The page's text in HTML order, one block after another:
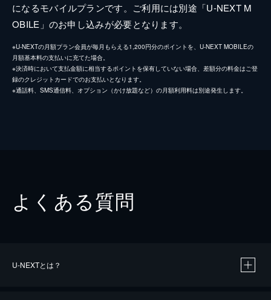
になるモバイルプランです。ご利用には別途「U-NEXT M
OBILE」のお申し込みが必要となります。
※U-NEXTの月額プラン会員が毎月もらえる1,200円分のポイントを、U-NEXT MOBILEの
月額基本料の支払いに充てた場合。
※決済時において支払金額に相当するポイントを保有していない場合、差額分の料金はご登
録のクレジットカードでのお支払いとなります。
※通話料、SMS通信料、オプション（かけ放題など）の月額利用料は別途発生します。
よくある質問
U-NEXTとは？